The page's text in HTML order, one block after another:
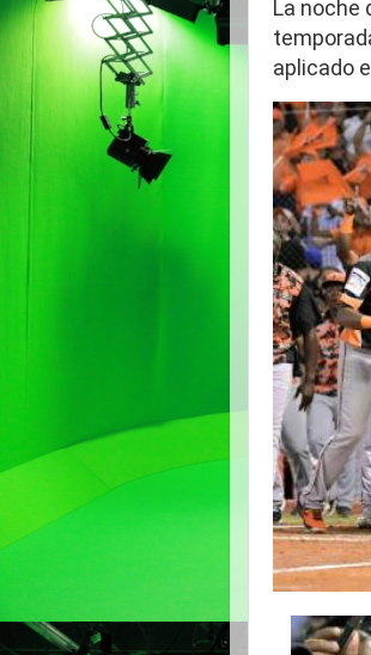
La noche
aplicado